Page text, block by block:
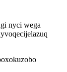
nyci wega